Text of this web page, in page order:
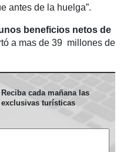
antes de la huelga”.
beneficios netos de
a mas de 39 millones de
Reciba cada mañana las
exclusivas turísticas